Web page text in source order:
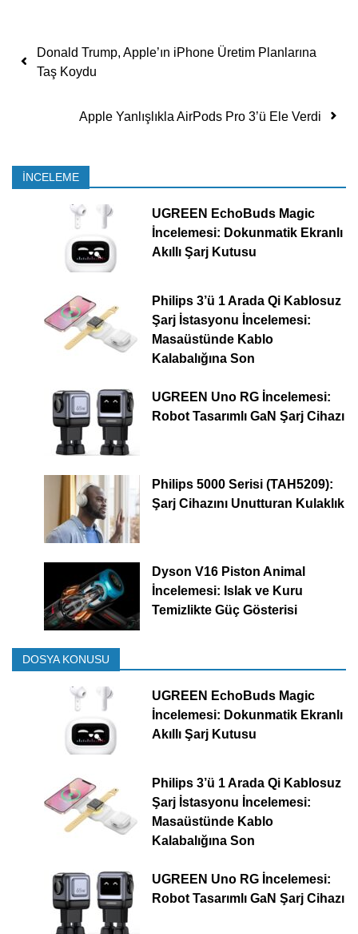
Yazı dolaşımı
Donald Trump, Apple’ın iPhone Üretim Planlarına
Taş Koydu
Apple Yanlışlıkla AirPods Pro 3’ü Ele Verdi
İNCELEME
UGREEN EchoBuds Magic
İncelemesi: Dokunmatik Ekranlı
Akıllı Şarj Kutusu
Philips 3’ü 1 Arada Qi Kablosuz
Şarj İstasyonu İncelemesi:
Masaüstünde Kablo
Kalabalığına Son
UGREEN Uno RG İncelemesi:
Robot Tasarımlı GaN Şarj Cihazı
Philips 5000 Serisi (TAH5209):
Şarj Cihazını Unutturan Kulaklık
Dyson V16 Piston Animal
İncelemesi: Islak ve Kuru
Temizlikte Güç Gösterisi
DOSYA KONUSU
UGREEN EchoBuds Magic
İncelemesi: Dokunmatik Ekranlı
Akıllı Şarj Kutusu
Philips 3’ü 1 Arada Qi Kablosuz
Şarj İstasyonu İncelemesi:
Masaüstünde Kablo
Kalabalığına Son
UGREEN Uno RG İncelemesi:
Robot Tasarımlı GaN Şarj Cihazı